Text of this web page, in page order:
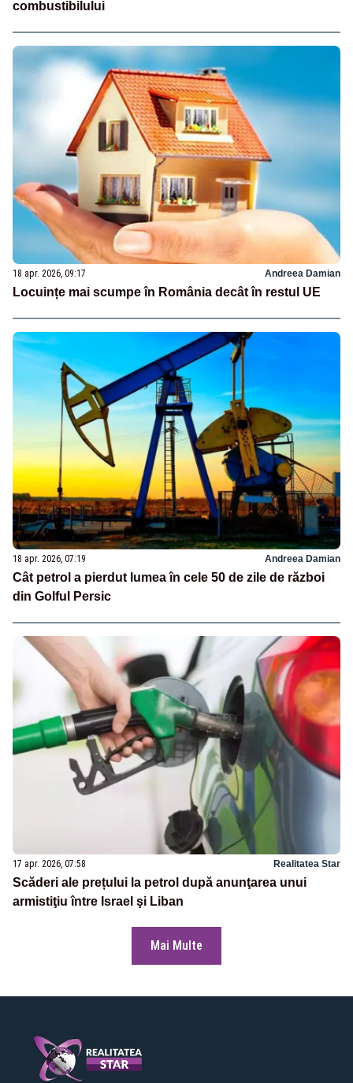
combustibilului
18 apr. 2026, 09:17 Andreea Damian
Locuințe mai scumpe în România decât în restul UE
18 apr. 2026, 07:19 Andreea Damian
Cât petrol a pierdut lumea în cele 50 de zile de război
din Golful Persic
17 apr. 2026, 07:58 Realitatea Star
Scăderi ale prețului la petrol după anunţarea unui
armistiţiu între Israel şi Liban
Mai Multe